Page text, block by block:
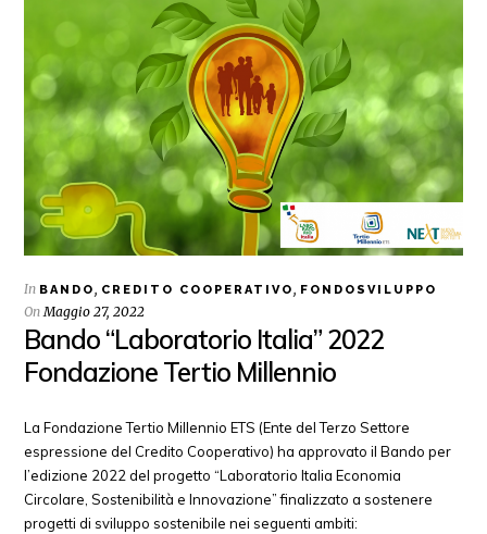
In BANDO, CREDITO COOPERATIVO, FONDOSVILUPPO
OnMaggio 27, 2022
Bando “Laboratorio Italia” 2022
Fondazione Tertio Millennio
La Fondazione Tertio Millennio ETS (Ente del Terzo Settore
espressione del Credito Cooperativo) ha approvato il Bando per
l’edizione 2022 del progetto “Laboratorio Italia Economia
Circolare, Sostenibilità e Innovazione” finalizzato a sostenere
progetti di sviluppo sostenibile nei seguenti ambiti: